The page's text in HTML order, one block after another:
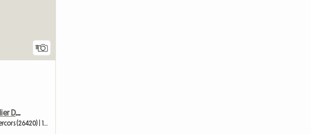
11
"Art'Toine" Maison Et Atelier D'artiste
Coliving | Saint-Martin-en-Vercors (26420) | 180 M2